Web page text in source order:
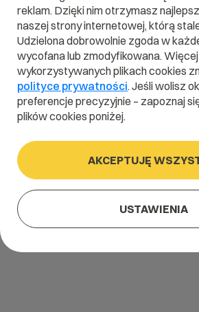
Szukaj domeny
Wpisz swoją wymarzoną nazwę
Promocja .pl od0,00 zł.site 0,90
reklam. Dzięki nim otrzymasz
naszej strony internetowej, którą
Udzielona dobrowolnie zgoda w
wycofana lub zmodyfikowana.
wykorzystywanych plikach cookies
polityce prywatności. Jeśli wolisz
preferencje precyzyjnie – zapoznaj
plików cookies poniżej.
AKCEPTUJĘ
USTAWIENIA